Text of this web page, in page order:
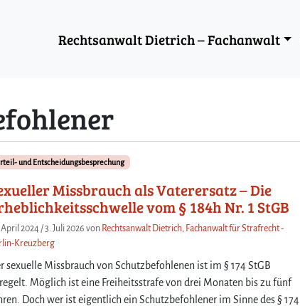
Rechtsanwalt Dietrich – Fachanwalt
und Entscheidungsbesprechung
Missbrauch als Vaterersatz – Die
vom § 184h Nr. 1 StGB
April 2024 /3. Juli 2026 von Rechtsanwalt Dietrich, Fachanwalt für Strafrecht -
Kreuzberg
sexuelle Missbrauch von Schutzbefohlenen ist im § 174 StGB
Möglich ist eine Freiheitsstrafe von drei Monaten bis zu fünf
Doch wer ist eigentlich ein Schutzbefohlener im Sinne des § 174